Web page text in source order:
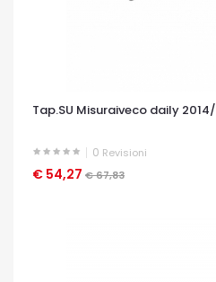
Tap.SU Misuraiveco daily 2014/
0 Revisioni
€ 54,27 € 67,83
OCCHIATA VELOCE